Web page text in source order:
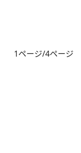
1ページ/4ページ